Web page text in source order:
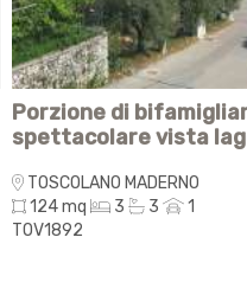
Porzione di
spettacolare vista
TOSCOLANO MADERNO
124 mq
3 3
1
TOV1892